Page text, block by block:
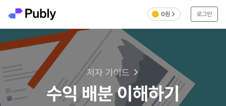
0원 로그인
저자 가이드
수익 배분 이해하기